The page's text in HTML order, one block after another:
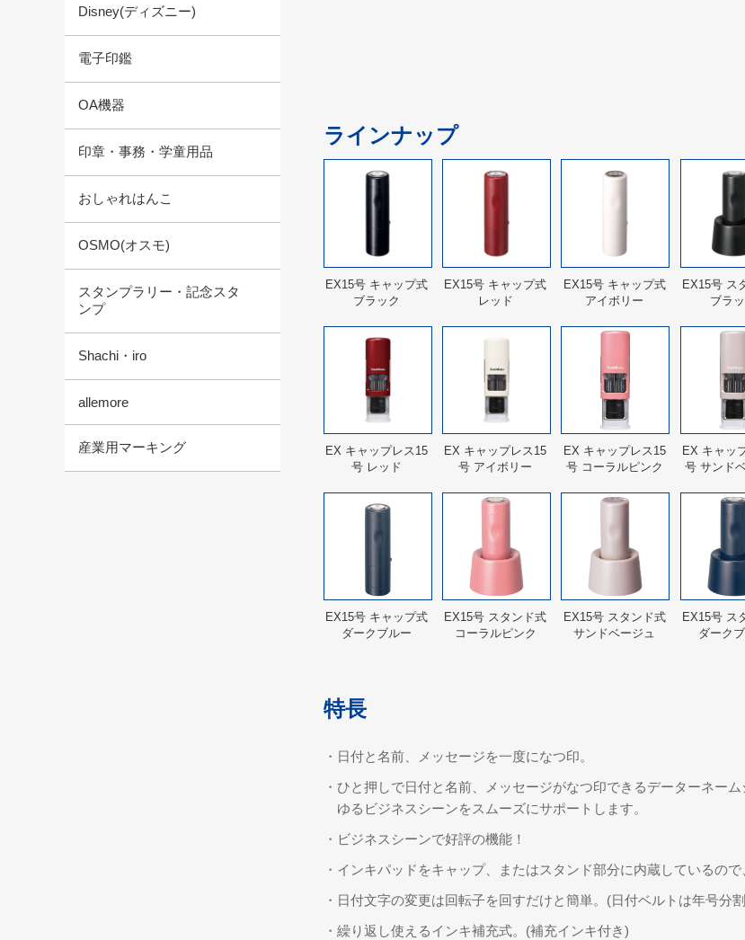
Disney(ディズニー)
電子印鑑
OA機器
印章・事務・学童用品
おしゃれはんこ
OSMO(オスモ)
スタンプラリー・記念スタ
ンプ
Shachi・iro
allemore
産業用マーキング
ラインナップ
EX15号 キャップ式
ブラック
EX15号 キャップ式
レッド
EX15号 キャップ式
アイボリー
EX15号 ス
ブラ
EX キャップレス15
号 レッド
EX キャップレス15
号 アイボリー
EX キャップレス15
号 コーラルピンク
EX キャッ
号 サンド
EX15号 キャップ式
ダークブルー
EX15号 スタンド式
コーラルピンク
EX15号 スタンド式
サンドベージュ
EX15号 ス
ダーク
特長
・日付と名前、メッセージを一度になつ印。
・ひと押しで日付と名前、メッセージがなつ印できるデーターネー
ゆるビジネスシーンをスムーズにサポートします。
・ビジネスシーンで好評の機能！
・インキパッドをキャップ、またはスタンド部分に内蔵しているので
・日付文字の変更は回転子を回すだけと簡単。(日付ベルトは年号分
・繰り返し使えるインキ補充式。(補充インキ付き)